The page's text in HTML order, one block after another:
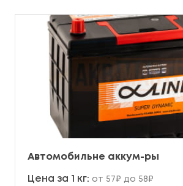
Автомобильне аккум-ры
Цена за 1 кг: от 57₽ до 58₽